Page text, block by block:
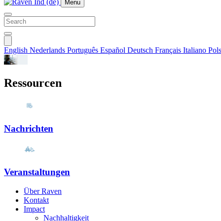
Menu
English Nederlands Português Español Deutsch Français Italiano
Ressourcen
Nachrichten
Veranstaltungen
Über Raven
Kontakt
Impact
Nachhaltigkeit